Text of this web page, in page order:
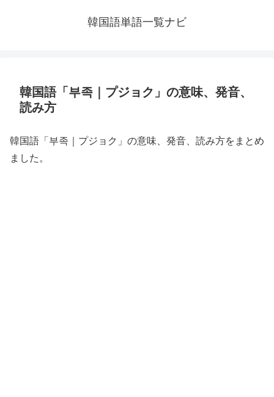
韓国語単語一覧ナビ
韓国語「부족｜プジョク」の意味、発音、
読み方
韓国語「부족｜プジョク」の意味、発音、読み方をまとめ
ました。